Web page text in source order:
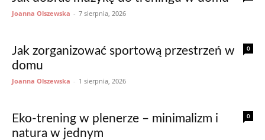
Joanna Olszewska - 7 sierpnia, 2026
0
Jak zorganizować sportową przestrzeń w
domu
Joanna Olszewska - 1 sierpnia, 2026
0
Eko-trening w plenerze – minimalizm i
natura w jednym